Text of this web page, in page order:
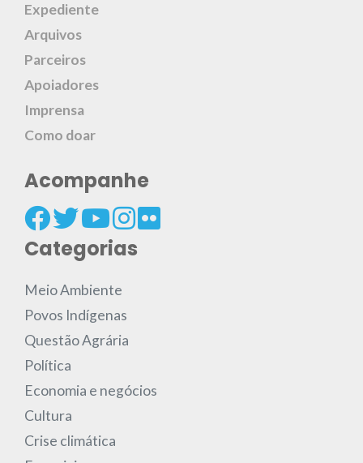
Expediente
Arquivos
Parceiros
Apoiadores
Imprensa
Como doar
Acompanhe
Categorias
Meio Ambiente
Povos Indígenas
Questão Agrária
Política
Economia e negócios
Cultura
Crise climática